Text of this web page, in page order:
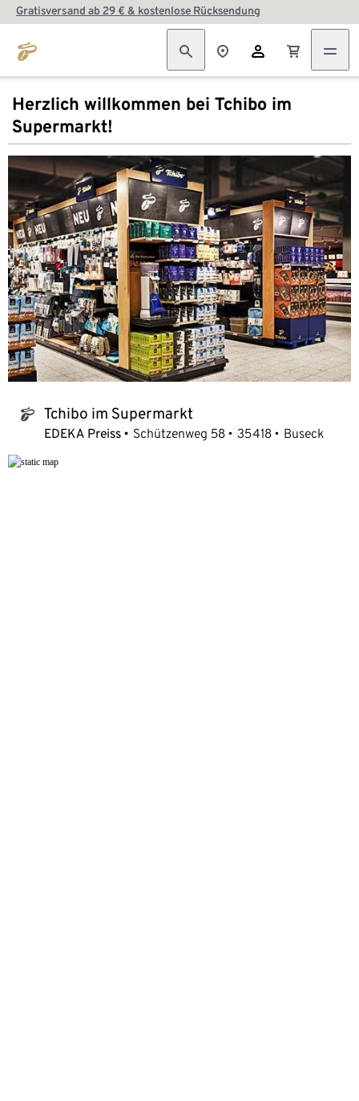
Gratisversand ab 29 € & kostenlose Rücksendung
Herzlich willkommen bei Tchibo im
Supermarkt!
tchibo_logo Tchibo im Supermarkt
EDEKA Preiss Schützenweg 58 35418 Buseck